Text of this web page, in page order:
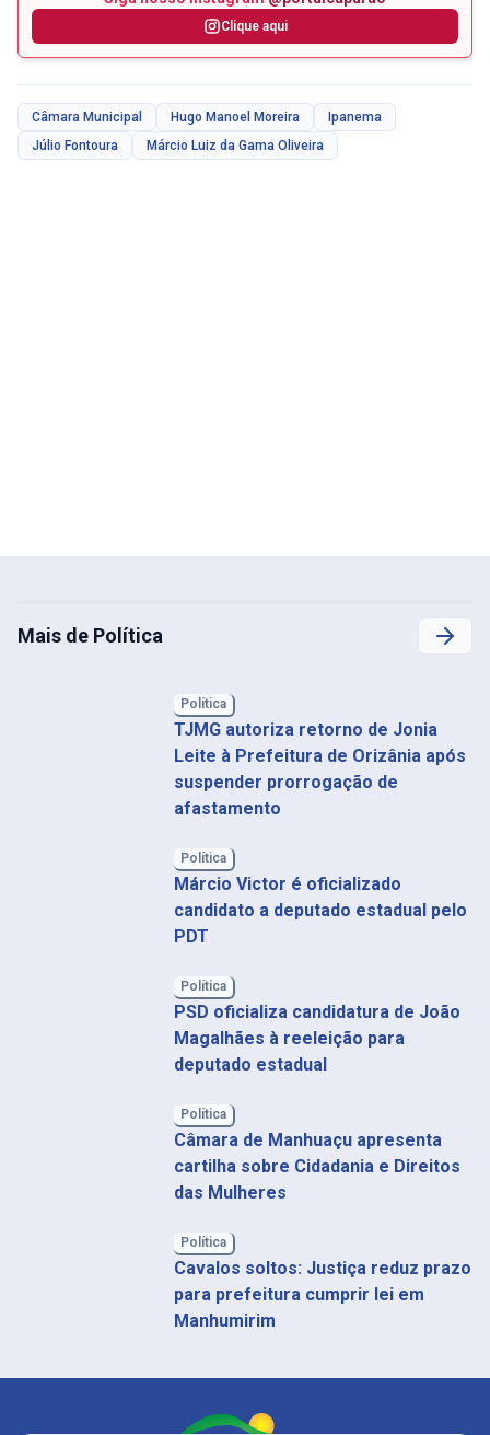
Clique aqui
Câmara Municipal Hugo Manoel Moreira
Ipanema
Júlio Fontoura
Márcio Luiz da Gama Oliveira
Mais de Política
Política
TJMG autoriza retorno de Jonia
Leite à Prefeitura de Orizânia após
suspender prorrogação de
afastamento
Política
Márcio Victor é oficializado
candidato a deputado estadual pelo
PDT
Política
PSD oficializa candidatura de João
Magalhães à reeleição para
deputado estadual
Política
Câmara de Manhuaçu apresenta
cartilha sobre Cidadania e Direitos
das Mulheres
Política
Cavalos soltos: Justiça reduz prazo
para prefeitura cumprir lei em
Manhumirim